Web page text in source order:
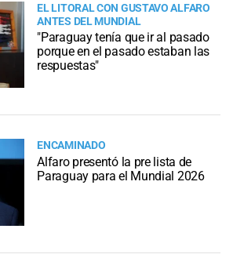
EL LITORAL CON GUSTAVO ALFARO
ANTES DEL MUNDIAL
"Paraguay tenía que ir al pasado
porque en el pasado estaban las
respuestas"
ENCAMINADO
Alfaro presentó la pre lista de
Paraguay para el Mundial 2026